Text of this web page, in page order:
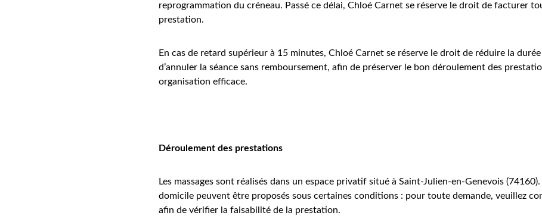
reprogrammation du créneau. Passé ce délai, Chloé Carnet se réserve le droit de facturer
prestation.
En cas de retard supérieur à 15 minutes, Chloé Carnet se réserve le droit de réduire la durée
d’annuler la séance sans remboursement, afin de préserver le bon déroulement des
organisation efficace.
Déroulement des prestations
Les massages sont réalisés dans un espace privatif situé à Saint-Julien-en-Genevois (74160).
domicile peuvent être proposés sous certaines conditions : pour toute demande, veuillez
afin de vérifier la faisabilité de la prestation.